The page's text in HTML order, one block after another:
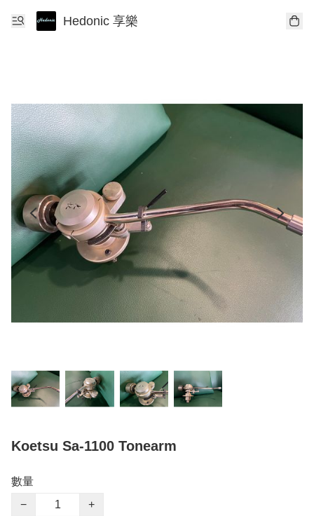
Hedonic 享樂
Koetsu Sa-1100 Tonearm
數量
−
+